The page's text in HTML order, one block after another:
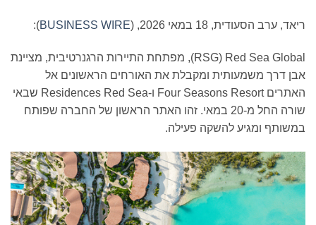
ערב הסעודית, 18 במאי 2026, ( BUSINESS WIRE
):
‏Red Sea Global ‏(RSG), מפתחת התיירות הרגנרטיבית, מציינת
דרך משמעותית ומקבלת את האורחים הראשונים אל
האתרים Four Seasons Resort ו-Residences Red Sea שבאי
שורה החל מ-20 במאי. זהו האתר הראשון של החברה שפותח
ומגיע להשקה פעילה.